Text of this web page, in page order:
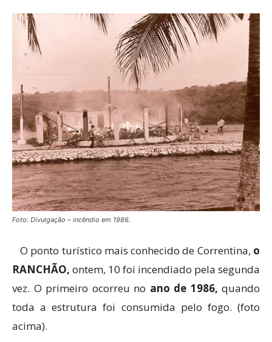
Foto: Divulgação – incêndio em 1986.
O ponto turístico mais conhecido de Correntina, o
RANCHÃO, ontem, 10 foi incendiado pela segunda
vez. O primeiro ocorreu no ano de 1986, quando
toda a estrutura foi consumida pelo fogo. (foto
acima).